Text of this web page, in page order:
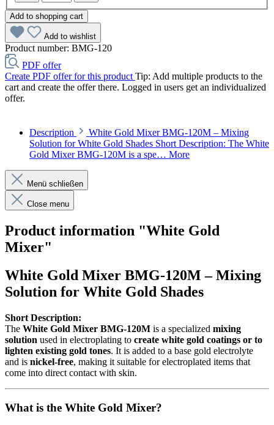
Add to shopping cart
Add to wishlist
Product number: BMG-120
PDF offer
Create PDF offer for this product Tip: Add multiple products to the
cart and create the offer there. Logged in users get an individualized
offer.
Description
White Gold Mixer BMG-120M – Mixing
Solution for White Gold Shades Short Description: The White
Gold Mixer BMG-120M is a spe… More
Menü schließen
Close menu
Product information "White Gold
Mixer"
White Gold Mixer BMG-120M – Mixing
Solution for White Gold Shades
Short Description:
The White Gold Mixer BMG-120M is a specialized mixing
solution used in electroplating to create white gold coatings or to
lighten existing gold tones. It is added to a base gold electrolyte
and is nickel-free, making it suitable for electroplated items that
come into direct contact with skin.
What is the White Gold Mixer?